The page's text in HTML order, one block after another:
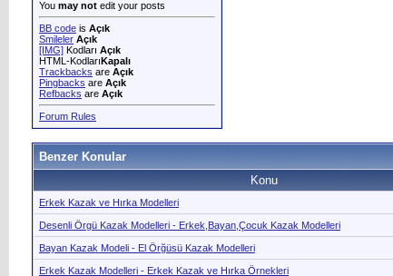
You may not edit your posts
BB code is Açık
Smileler Açık
[IMG] Kodları Açık
HTML-KodlarıKapalı
Trackbacks are Açık
Pingbacks are Açık
Refbacks are Açık
Forum Rules
Benzer Konular
Konu
Erkek Kazak ve Hırka Modelleri
Desenli Örgü Kazak Modelleri - Erkek,Bayan,Çocuk Kazak Modelleri
Bayan Kazak Modeli - El Örğüsü Kazak Modelleri
Erkek Kazak Modelleri - Erkek Kazak ve Hırka Örnekleri